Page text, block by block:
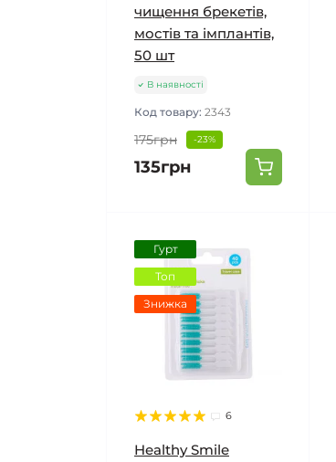
чищення брекетів,
мостів та імплантів,
50 шт
В наявності
Код товару: 2343
175грн -23%
135грн
Гурт
Топ
Знижка
6
Healthy Smile